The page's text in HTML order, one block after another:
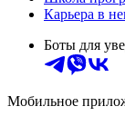
Карьера в
Боты для
Мобильное